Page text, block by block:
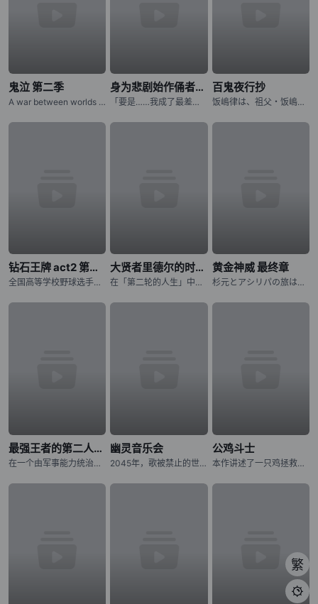
鬼泣 第二季
A war between worlds ignites as Dante must battle the only force that mirrors his own: his estranged
身为悲剧始作俑者的最强邪恶BOSS女王为民竭心尽力。 第二季
「要是……我成了最差劲的女王，记得杀了我喔。」 普莱朵·罗耶尔·艾比是一位八岁的公主。她察觉到自己前世是个出生在日本普通家庭，随处可见的平凡少女。而现在的她则是女性向游戏中作恶多端的最后头目女王……
百鬼夜行抄
饭嶋律は、祖父・饭嶋蜗牛から 妖魔を见ることができる不思议な力を 受け継いでいた。 そのために幼い顷から妖魔に狙われてきた律は 妖魔の目をあざむくために 髪を伸ばし、女の子の着物を着せられて
钻石王牌 act2 第二季
全国高等学校野球选手権东京大会に参加する各校の选手の闘志みなぎる表情から始まります。稲城実业高等学校、市大三高、薬师高校といったライバルたちが登场し、彼らに挑む青道高校は沢村栄纯がエースナンバーを背负
大贤者里德尔的时空逆行
在「第二轮的人生」中，夺回曾失去的一切！神秘组织「恶意之箱」夺走了青年里德尔的伙伴与世界。失去生存意义的他，在绝望边缘迎来最后的灵光一现：如果能回到一切尚未崩坏之前呢？历经千年、成为异形的里德尔，终于
黄金神威 最终章
杉元とアシリパの旅はクライマックスへ!! アイヌから夺われた金块を巡る生存竞争サバイバル、最终章に突入ッッ!!! 樺太から北海道に帰还した「不死身の杉元」こと杉元佐ーとアイヌの少女・アシリパは
最强王者的第二人生 第二季
在一个由军事能力统治的世界里，格雷国王拥有无与伦比的力量、财富和声望。然而，孤独在那拥有强大力量的人身后徘徊。在一个强大的国王迷人的外表之下，潜伏着一个人的外壳，没有目的和意志。转世到一个充满魔法和怪
幽灵音乐会
2045年，歌被禁止的世界――。 音乐的创造与演奏，全都由音乐应用程式《MiucS》代替人类一手包办。 少女・相叶芹亚与朋友们外出时，听见了本应被禁止的歌声。 循着歌声的方向，芹亚所看见的是——
公鸡斗士
本作讲述了一只鸡拯救人类的故事。故事舞台设定在日本——当拥有压倒性力量、破坏城市并捕食人类的异形巨兽“鬼兽”突然出现，人们正陷入绝望深渊之时，挺身而出对抗鬼兽的竟是一只鸡。这只为寻找杀害妹妹的鬼兽而四
繁
